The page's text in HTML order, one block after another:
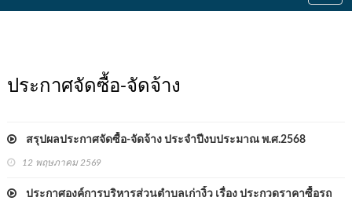
ประกาศจัดซื้อ-จัดจ้าง
สรุปผลประกาศจัดซื้อ-จัดจ้าง ประจำปีงบประมาณ พ.ศ.2568
12 พฤษภาคม 2569
ประกาศองค์การบริหารส่วนตำบลเก่างิ้ว เรื่อง ประกวดราคาซื้อรถ